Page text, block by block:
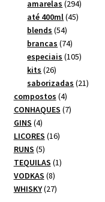
produtos
amarelas 294294
até 400ml 4545
blends 5454
produtos
brancas 7474
produtos
especiais 105105
kits 2626
produtos
saborizadas 2121
compostos 44
produtos
CONHAQUES 77
GINS 44
produtos
LICORES 1616
RUNS 55
produtos
TEQUILAS 11
VODKAS 88
produtos
WHISKY 2727